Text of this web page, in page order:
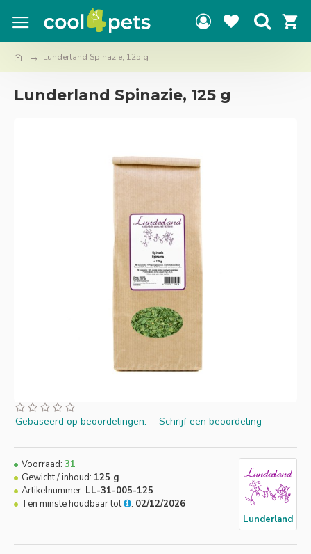
Lunderland Spinazie, 125 g
Lunderland Spinazie, 125 g
Gebaseerd op beoordelingen. - Schrijf een beoordeling
Voorraad: 31
Gewicht / inhoud: 125 g
Artikelnummer: LL-31-005-125
Ten minste houdbaar tot
: 02/12/2026
Lunderland